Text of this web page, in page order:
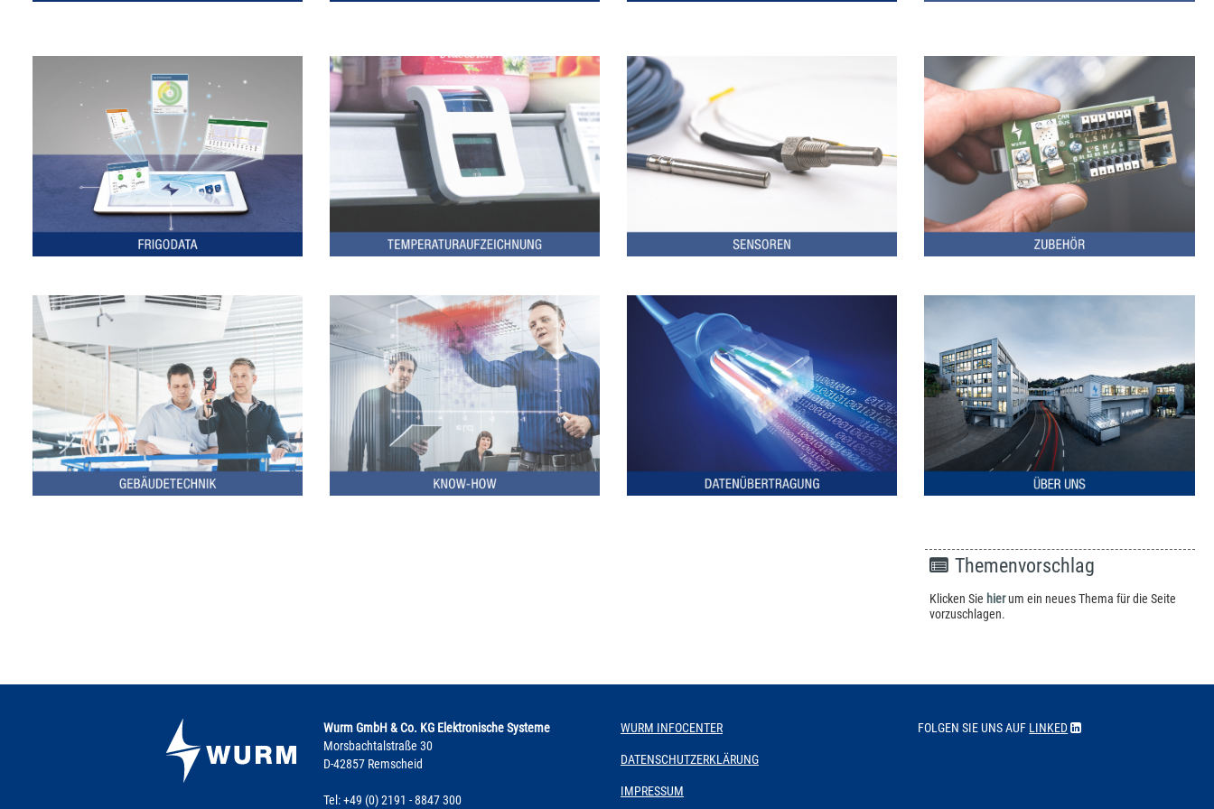
Themenvorschlag
Klicken Sie hierum ein neues Thema für die Seite
vorzuschlagen.
Wurm GmbH & Co. KG Elektronische Systeme
Morsbachtalstraße 30
D-42857 Remscheid
Tel: +49 (0) 2191 - 8847 300
WURM INFOCENTER
DATENSCHUTZERKLÄRUNG
IMPRESSUM
FOLGEN SIE UNS AUF LINKED